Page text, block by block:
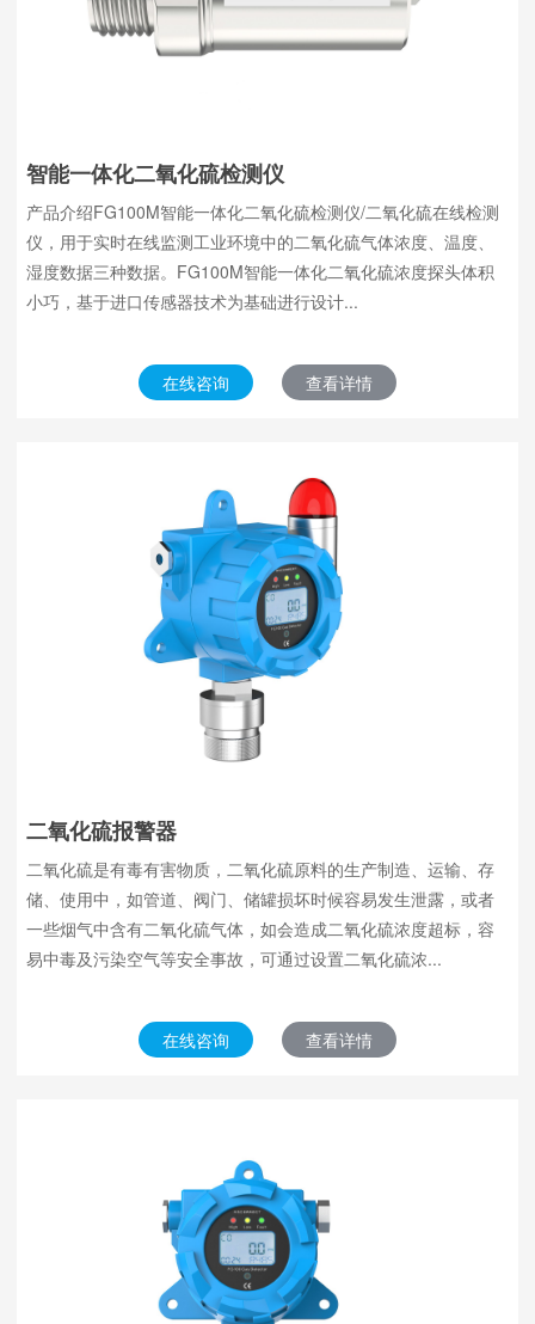
智能一体化二氧化硫检测仪
产品介绍FG100M智能一体化二氧化硫检测仪/二氧化硫在线检测
仪，用于实时在线监测工业环境中的二氧化硫气体浓度、温度、
湿度数据三种数据。FG100M智能一体化二氧化硫浓度探头体积
小巧，基于进口传感器技术为基础进行设计...
在线咨询 查看详情
二氧化硫报警器
二氧化硫是有毒有害物质，二氧化硫原料的生产制造、运输、存
储、使用中，如管道、阀门、储罐损坏时候容易发生泄露，或者
一些烟气中含有二氧化硫气体，如会造成二氧化硫浓度超标，容
易中毒及污染空气等安全事故，可通过设置二氧化硫浓...
在线咨询 查看详情